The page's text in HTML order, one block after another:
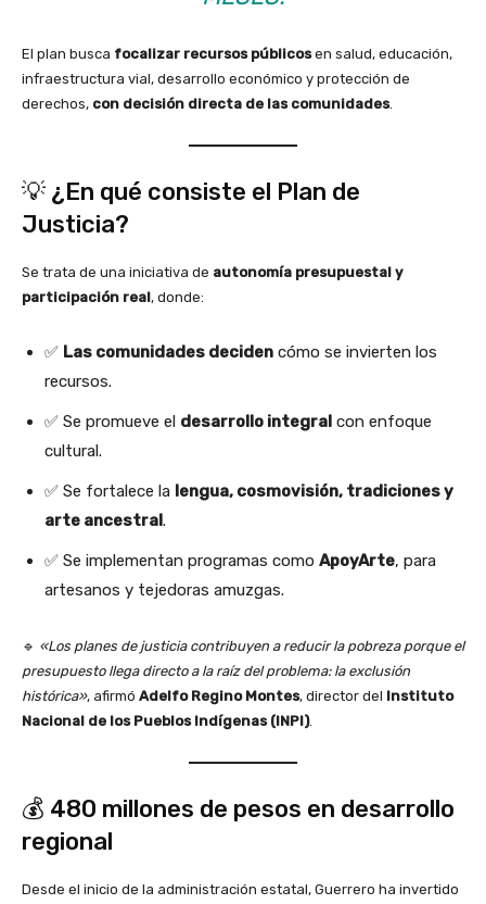
El plan busca focalizar recursos públicosen salud, educación,
infraestructura vial, desarrollo económico y protección de
derechos, con decisión directa de las comunidades.
💡 ¿En qué consiste el Plan de
Justicia?
Se trata de una iniciativa de autonomía presupuestal y
participación real, donde:
✅ Las comunidades deciden cómo se invierten los
recursos.
✅ Se promueve el desarrollo integral con enfoque
cultural.
✅ Se fortalece la lengua, cosmovisión, tradiciones y
arte ancestral.
✅ Se implementan programas como ApoyArte, para
artesanos y tejedoras amuzgas.
🔹 «Los planes de justicia contribuyen a reducir la pobreza porque el
presupuesto llega directo a la raíz del problema: la exclusión
histórica», afirmó Adelfo Regino Montes, director del Instituto
Nacional de los Pueblos Indígenas (INPI).
💰 480 millones de pesos en desarrollo
regional
Desde el inicio de la administración estatal, Guerrero ha invertido